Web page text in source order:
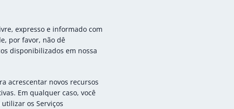
expresso e informado com
por favor, não dê
disponibilizados em nossa
acrescentar novos recursos
Em qualquer caso, você
os Serviços